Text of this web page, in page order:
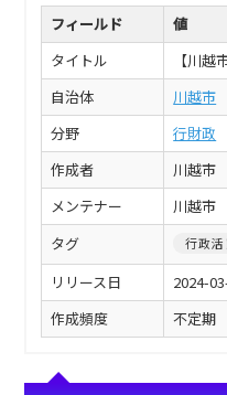
フィールド
値
タイトル
【川越
自治体
川越市
分野
行財政
作成者
川越市
メンテナー
川越市
タグ
行政
リリース日
2024-
作成頻度
不定期